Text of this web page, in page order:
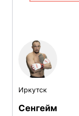
Иркутск
Сенгейм